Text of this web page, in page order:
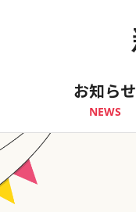
お知らせ
NEWS